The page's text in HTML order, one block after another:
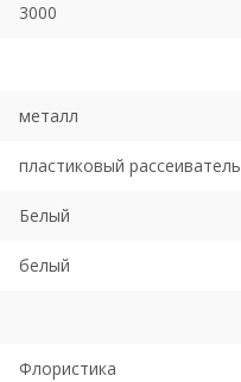
3000
металл
пластиковый рассеиватель
Белый
белый
Флористика